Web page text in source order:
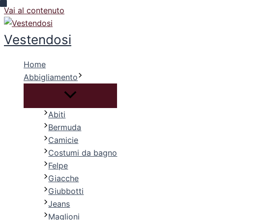
Vai al contenuto
Vestendosi
Home
Abbigliamento
Abiti
Bermuda
Camicie
Costumi da bagno
Felpe
Giacche
Giubbotti
Jeans
Maglioni